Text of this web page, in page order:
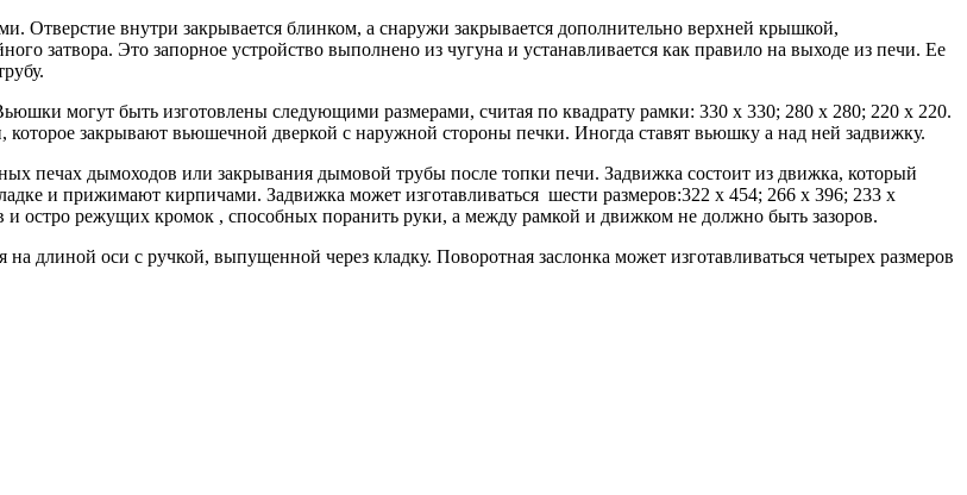
Отверстие внутри закрывается блинком, а снаружи закрывается дополнительно верхней крышкой,
затвора. Это запорное устройство выполнено из чугуна и устанавливается как правило на выходе из печи. Ее
могут быть изготовлены следующими размерами, считая по квадрату рамки: 330 х 330; 280 х 280; 220 х 220.
закрывают вьюшечной дверкой с наружной стороны печки. Иногда ставят вьюшку а над ней задвижку.
печах дымоходов или закрывания дымовой трубы после топки печи. Задвижка состоит из движка, который
и прижимают кирпичами. Задвижка может изготавливаться шести размеров:322 х 454; 266 х 396; 233 х
остро режущих кромок , способных поранить руки, а между рамкой и движком не должно быть зазоров.
длиной оси с ручкой, выпущенной через кладку. Поворотная заслонка может изготавливаться четырех размеров